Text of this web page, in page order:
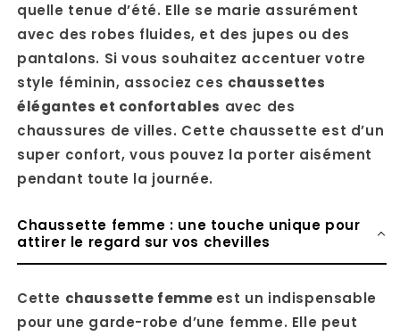
quelle tenue d’été. Elle se marie assurément
avec des robes fluides, et des jupes ou des
pantalons. Si vous souhaitez accentuer votre
style féminin, associez ces chaussettes
élégantes et confortables avec des
chaussures de villes. Cette chaussette est d’un
super confort, vous pouvez la porter aisément
pendant toute la journée.
Chaussette femme : une touche unique pour
attirer le regard sur vos chevilles
Cette chaussette femme est un indispensable
pour une garde-robe d’une femme. Elle peut